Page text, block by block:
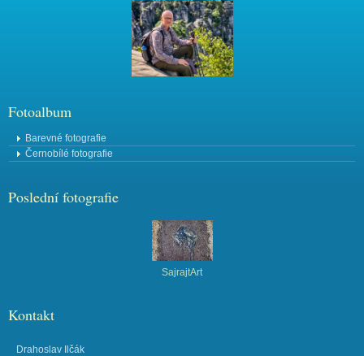
Fotoalbum
Barevné fotografie
Černobílé fotografie
Poslední fotografie
SajrajtArt
Kontakt
Drahoslav Ilčák